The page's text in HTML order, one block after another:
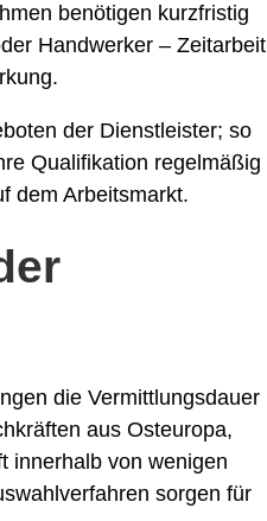
benötigen kurzfristig
Handwerker – Zeitarbeit
der Dienstleister; so
Qualifikation regelmäßig
dem Arbeitsmarkt.
die Vermittlungsdauer
aus Osteuropa,
innerhalb von wenigen
sorgen für